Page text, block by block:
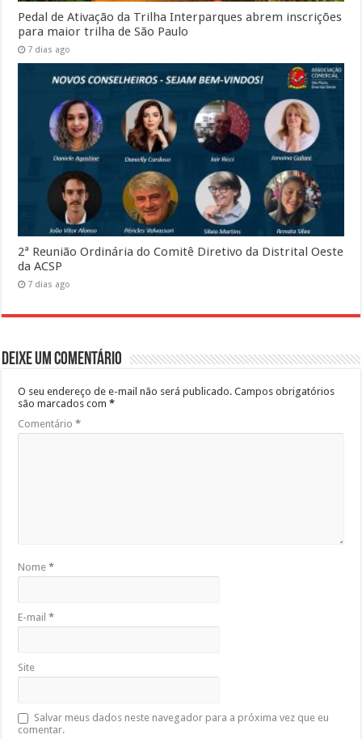
Pedal de Ativação da Trilha Interparques abrem inscrições
para maior trilha de São Paulo
7 dias ago
2ª Reunião Ordinária do Comitê Diretivo da Distrital Oeste
da ACSP
7 dias ago
Deixe um comentário
O seu endereço de e-mail não será publicado. Campos obrigatórios
são marcados com*
Comentário*
Nome*
E-mail*
Site
Salvar meus dados neste navegador para a próxima vez que eu
comentar.